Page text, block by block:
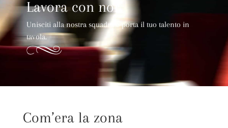
Lavora con noi
Unisciti alla nostra squadra e porta il tuo talento in
tavola.
Com’era la zona